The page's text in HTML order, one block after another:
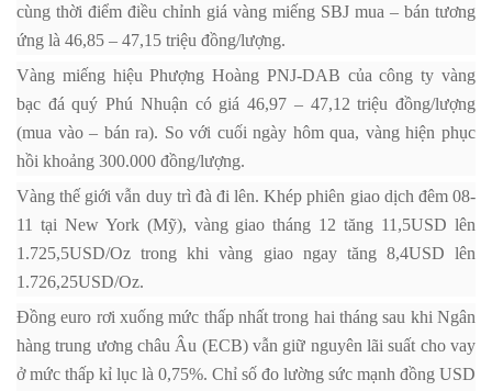
cùng thời điểm điều chỉnh giá vàng miếng SBJ mua – bán tương
ứng là 46,85 – 47,15 triệu đồng/lượng.
Vàng miếng hiệu Phượng Hoàng PNJ-DAB của công ty vàng
bạc đá quý Phú Nhuận có giá 46,97 – 47,12 triệu đồng/lượng
(mua vào – bán ra). So với cuối ngày hôm qua, vàng hiện phục
hồi khoảng 300.000 đồng/lượng.
Vàng thế giới vẫn duy trì đà đi lên. Khép phiên giao dịch đêm 08-
11 tại New York (Mỹ), vàng giao tháng 12 tăng 11,5USD lên
1.725,5USD/Oz trong khi vàng giao ngay tăng 8,4USD lên
1.726,25USD/Oz.
Đồng euro rơi xuống mức thấp nhất trong hai tháng sau khi Ngân
hàng trung ương châu Âu (ECB) vẫn giữ nguyên lãi suất cho vay
ở mức thấp kỉ lục là 0,75%. Chỉ số đo lường sức mạnh đồng USD